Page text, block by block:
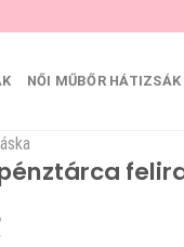
NŐI MŰBŐR HÁTIZSÁK